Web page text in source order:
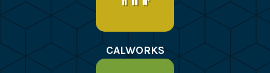
CALWORKS